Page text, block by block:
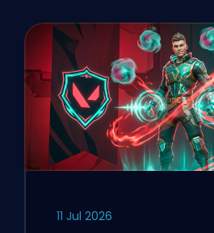
11 Jul 2026